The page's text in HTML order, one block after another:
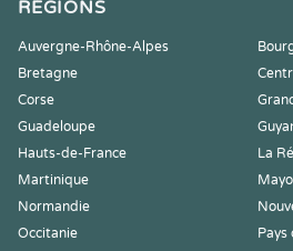
RÉGIONS
Auvergne-Rhône-Alpes
Bretagne
Corse
Guadeloupe
Hauts-de-France
La
Martinique
Normandie
Occitanie
Pays